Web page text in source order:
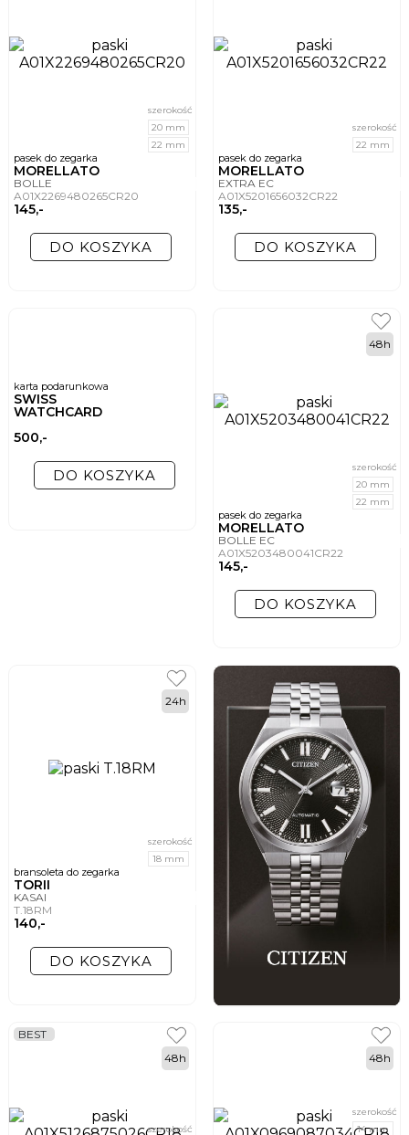
pasek do zegarka
MORELLATO
BOLLE
A01X2269480265CR20
145,-
szerokość
20 mm
22 mm
DO KOSZYKA
pasek do zegarka
MORELLATO
EXTRA EC
A01X5201656032CR22
135,-
szerokość
22 mm
DO KOSZYKA
karta podarunkowa
SWISS
WATCHCARD
500,-
DO KOSZYKA
pasek do zegarka
MORELLATO
BOLLE EC
A01X5203480041CR22
145,-
szerokość
20 mm
22 mm
48h
DO KOSZYKA
bransoleta do zegarka
TORII
KASAI
T.18RM
140,-
szerokość
18 mm
24h
DO KOSZYKA
BEST
szerokość
48h
szerokość
14 mm
48h